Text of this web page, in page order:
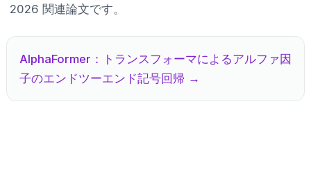
2026 関連論文です。
AlphaFormer：トランスフォーマによるアルファ因
子のエンドツーエンド記号回帰 →